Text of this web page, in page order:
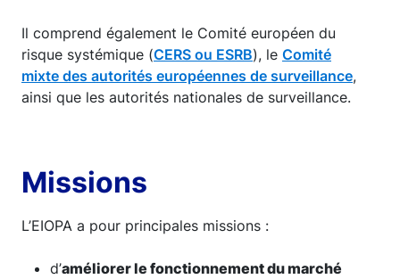
Il comprend également le Comité européen du
risque systémique (CERS ou ESRB), le Comité
mixte des autorités européennes de surveillance,
ainsi que les autorités nationales de surveillance.
Missions
L’EIOPA a pour principales missions :
d’améliorer le fonctionnement du marché